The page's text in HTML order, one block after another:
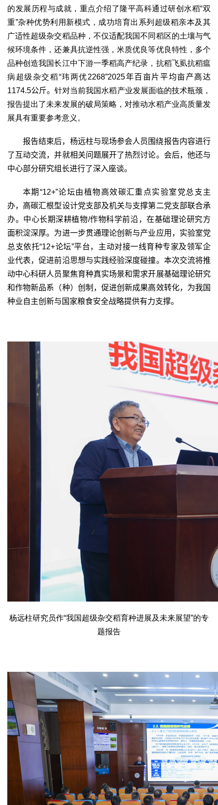
的发展历程与成就，重点介绍了隆平高科通过研创水稻“双
重”杂种优势利用新模式，成功培育出系列超级稻亲本及其
广适性超级杂交稻品种，不仅适配我国不同稻区的土壤与气
候环境条件，还兼具抗逆性强，米质优良等优良特性，多个
品种创造我国长江中下游一季稻高产纪录，抗稻飞虱抗稻瘟
病超级杂交稻“玮两优2268”2025年百亩片平均亩产高达
1174.5公斤。针对当前我国水稻产业发展面临的技术瓶颈，
报告提出了未来发展的破局策略，对推动水稻产业高质量发
展具有重要参考意义。
报告结束后，杨远柱与现场参会人员围绕报告内容进行
了互动交流，并就相关问题展开了热烈讨论。会后，他还与
中心部分研究组长进行了深入座谈。
本期“12+”论坛由植物高效碳汇重点实验室党总支主
办，高碳汇根型设计党支部及机关与支撑第二党支部联合承
办。中心长期深耕植物/作物科学前沿，在基础理论研究方
面积淀深厚。为进一步贯通理论创新与产业应用，实验室党
总支依托“12+论坛”平台，主动对接一线育种专家及领军企
业代表，促进前沿思想与实践经验深度碰撞。本次交流将推
动中心科研人员聚焦育种真实场景和需求开展基础理论研究
和作物新品系（种）创制，促进创新成果高效转化，为我国
种业自主创新与国家粮食安全战略提供有力支撑。
杨远柱研究员作“我国超级杂交稻育种进展及未来展望”的专
题报告